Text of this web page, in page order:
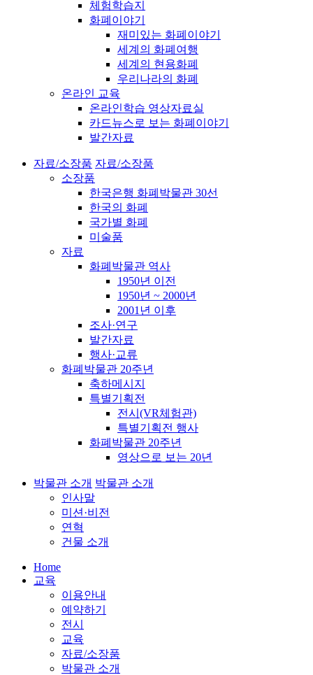
체험학습지
화폐이야기
재미있는 화폐이야기
세계의 화폐여행
세계의 현용화폐
우리나라의 화폐
온라인 교육
온라인학습 영상자료실
카드뉴스로 보는 화폐이야기
발간자료
자료/소장품 자료/소장품
소장품
한국은행 화폐박물관 30선
한국의 화폐
국가별 화폐
미술품
자료
화폐박물관 역사
1950년 이전
1950년 ~ 2000년
2001년 이후
조사·연구
발간자료
행사·교류
화폐박물관 20주년
축하메시지
특별기획전
전시(VR체험관)
특별기획전 행사
화폐박물관 20주년
영상으로 보는 20년
박물관 소개 박물관 소개
인사말
미션·비전
연혁
건물 소개
Home
교육
이용안내
예약하기
전시
교육
자료/소장품
박물관 소개